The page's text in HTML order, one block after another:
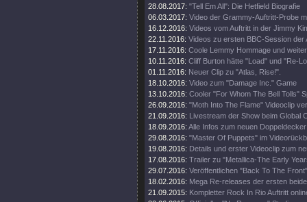
28.08.2017: "Tell Em All": Die Hetfield Biografie
06.03.2017: Video der Grammy-Auftritt-Probe
16.12.2016: Videos vom Auftritt in der Jimmy
22.11.2016: Videos zu ersten BBC-Session der
17.11.2016: Coole Lemmy Hommage und
10.11.2016: Cliff Burton hätte "Load" und "Re-
01.11.2016: Neuer Clip zu "Atlas, Rise!".
18.10.2016: Video zum "Damage Inc." Game
13.10.2016: Cooler "For Whom The Bell Tolls"
26.09.2016: "Moth Into The Flame" Videoclip
21.09.2016: Livestream der Show beim Global
18.09.2016: Alle Infos zum neuen
29.08.2016: "Master Of Puppets" im
19.08.2016: Details und erster Videoclip zum
17.08.2016: Trailer zu "Metallica-The Early
29.07.2016: Veröffentlichen "Back To The
18.02.2016: Mega Re-releases der ersten
21.09.2015: Kompletter Rock In Rio Auftritt